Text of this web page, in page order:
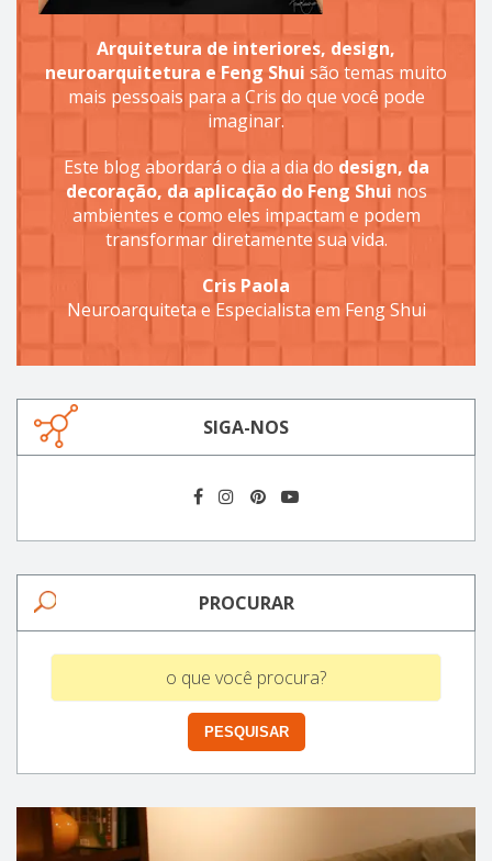
Arquitetura de interiores, design,
neuroarquitetura e Feng Shui são temas muito
mais pessoais para a Cris do que você pode
imaginar.
Este blog abordará o dia a dia do design, da
decoração, da aplicação do Feng Shui nos
ambientes e como eles impactam e podem
transformar diretamente sua vida.
Cris Paola
Neuroarquiteta e Especialista em Feng Shui
SIGA-NOS
PROCURAR